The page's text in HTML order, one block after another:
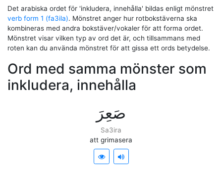
Det arabiska ordet för 'inkludera, innehålla' bildas enligt mönstret
verb form 1 (fa3ila). Mönstret anger hur rotbokstäverna ska
kombineras med andra bokstäver/vokaler för att forma ordet.
Mönstret visar vilken typ av ord det är, och tillsammans med
roten kan du använda mönstret för att gissa ett ords betydelse.
Ord med samma mönster som
inkludera, innehålla
ﺻَﻌِﺮَ
Sa3ira
att grimasera